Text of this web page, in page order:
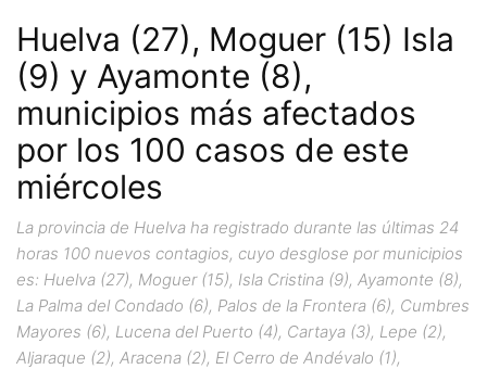
Huelva (27), Moguer (15) Isla
(9) y Ayamonte (8),
municipios más afectados
por los 100 casos de este
miércoles
La provincia de Huelva ha registrado durante las últimas 24
horas 100 nuevos contagios, cuyo desglose por municipios
es: Huelva (27), Moguer (15), Isla Cristina (9), Ayamonte (8),
La Palma del Condado (6), Palos de la Frontera (6), Cumbres
Mayores (6), Lucena del Puerto (4), Cartaya (3), Lepe (2),
Aljaraque (2), Aracena (2), El Cerro de Andévalo (1),